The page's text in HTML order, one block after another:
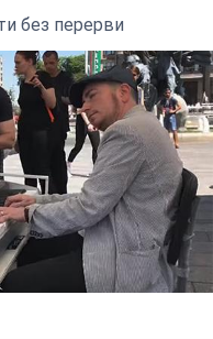
без перерви